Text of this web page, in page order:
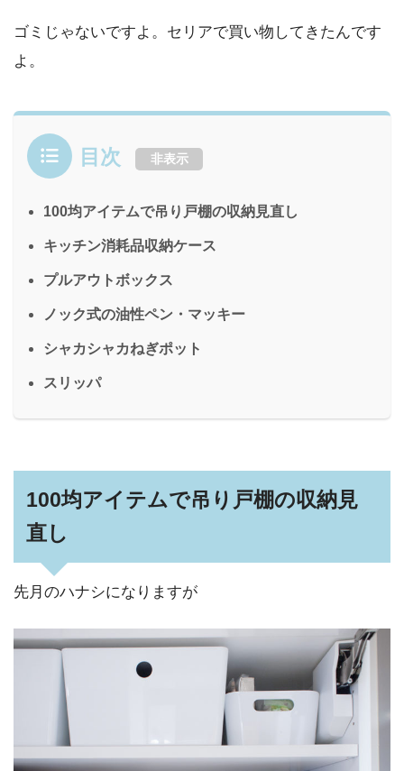
ゴミじゃないですよ。セリアで買い物してきたんです
よ。
目次 非表示
100均アイテムで吊り戸棚の収納見直し
キッチン消耗品収納ケース
プルアウトボックス
ノック式の油性ペン・マッキー
シャカシャカねぎポット
スリッパ
100均アイテムで吊り戸棚の収納見
直し
先月のハナシになりますが